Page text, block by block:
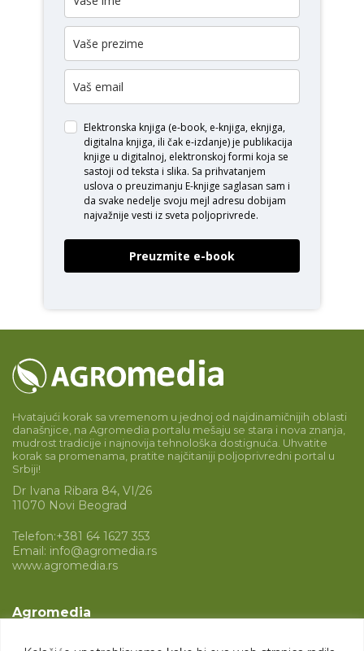
Elektronska knjiga (e-book, e-knjiga, eknjiga,
digitalna knjiga, ili čak e-izdanje) je publikacija
knjige u digitalnoj, elektronskoj formi koja se
sastoji od teksta i slika. Sa prihvatanjem
uslova o preuzimanju E-knjige saglasan sam i
da svake nedelje svoju mejl adresu dobijam
najvažnije vesti iz sveta poljoprivrede.
Preuzmite e-book
Hvatajući korak sa vremenom u jednoj od najdinamičnijih oblasti
današnjice, na Agromedia portalu mešaju se stara i nova znanja,
mudrost tradicije i najnovija tehnološka dostignuća. Uhvatite
korak sa promenama, pratite najčitaniji poljoprivredni portal u
Srbiji!
Dr Ivana Ribara 84, VI/26
11070 Novi Beograd
Telefon:+381 64 1627 353
Email: info@agromedia.rs
www.agromedia.rs
Agromedia